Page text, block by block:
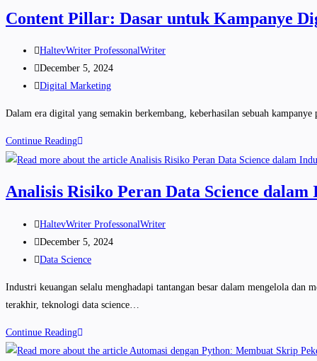
Content Pillar: Dasar untuk Kampanye
HaltevWriter ProfessonalWriter
December 5, 2024
Digital Marketing
Dalam era digital yang semakin berkembang, keberhasilan sebuah
Continue Reading
Analisis Risiko Peran Data Science
HaltevWriter ProfessonalWriter
December 5, 2024
Data Science
Industri keuangan selalu menghadapi tantangan besar dalam mengelola
terakhir, teknologi data science…
Continue Reading